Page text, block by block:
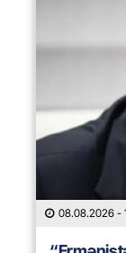
08.08.2026 -